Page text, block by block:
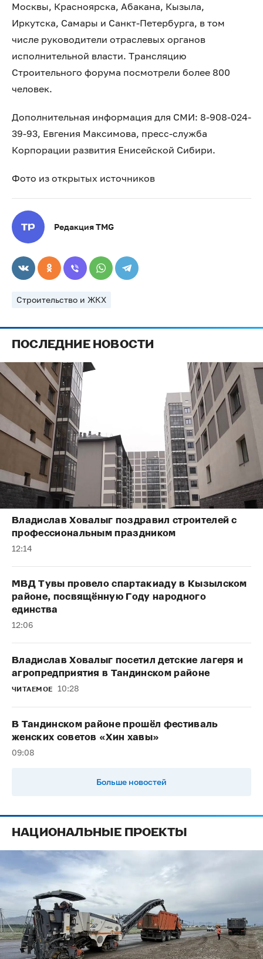
Москвы, Красноярска, Абакана, Кызыла,
Иркутска, Самары и Санкт-Петербурга, в том
числе руководители отраслевых органов
исполнительной власти. Трансляцию
Строительного форума посмотрели более 800
человек.
Дополнительная информация для СМИ: 8-908-024-
39-93, Евгения Максимова, пресс-служба
Корпорации развития Енисейской Сибири.
Фото из открытых источников
Редакция TMG
Строительство и ЖКХ
ПОСЛЕДНИЕ НОВОСТИ
Владислав Ховалыг поздравил строителей с
профессиональным праздником
12:14
МВД Тувы провело спартакиаду в Кызылском
районе, посвящённую Году народного
единства
12:06
Владислав Ховалыг посетил детские лагеря и
агропредприятия в Тандинском районе
ЧИТАЕМОЕ 10:28
В Тандинском районе прошёл фестиваль
женских советов «Хин хавы»
09:08
Больше новостей
НАЦИОНАЛЬНЫЕ ПРОЕКТЫ